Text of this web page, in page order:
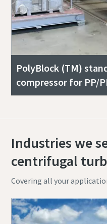
PolyBlock (TM)
compressor for PP/
Industries we
centrifugal
Covering all your